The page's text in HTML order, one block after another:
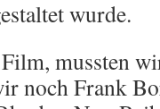
wurde.
mussten
noch Frank